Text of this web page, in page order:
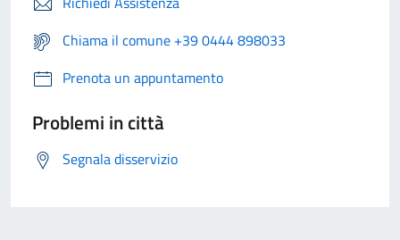
Chiama il comune +39 0444 898033
Prenota un appuntamento
Problemi in città
Segnala disservizio